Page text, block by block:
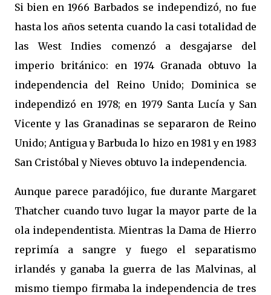
Si bien en 1966 Barbados se independizó, no fue
hasta los años setenta cuando la casi totalidad de
las West Indies comenzó a desgajarse del
imperio británico: en 1974 Granada obtuvo la
independencia del Reino Unido; Dominica se
independizó en 1978; en 1979 Santa Lucía y San
Vicente y las Granadinas se separaron de Reino
Unido; Antigua y Barbuda lo hizo en 1981 y en 1983
San Cristóbal y Nieves obtuvo la independencia.
Aunque parece paradójico, fue durante Margaret
Thatcher cuando tuvo lugar la mayor parte de la
ola independentista. Mientras la Dama de Hierro
reprimía a sangre y fuego el separatismo
irlandés y ganaba la guerra de las Malvinas, al
mismo tiempo firmaba la independencia de tres